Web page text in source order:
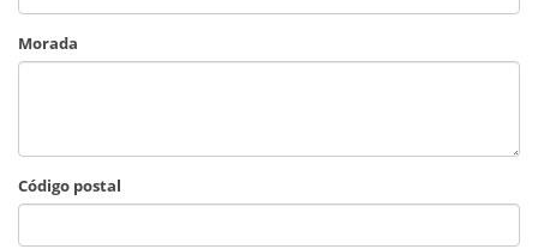
Morada
Código postal